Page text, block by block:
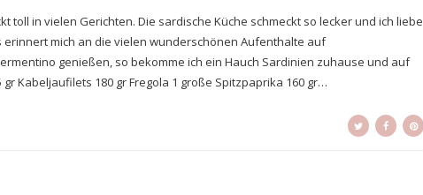
toll in vielen Gerichten. Die sardische Küche schmeckt so lecker und ich liebe
erinnert mich an die vielen wunderschönen Aufenthalte auf
genießen, so bekomme ich ein Hauch Sardinien zuhause und auf
Kabeljaufilets 180 gr Fregola 1 große Spitzpaprika 160 gr…